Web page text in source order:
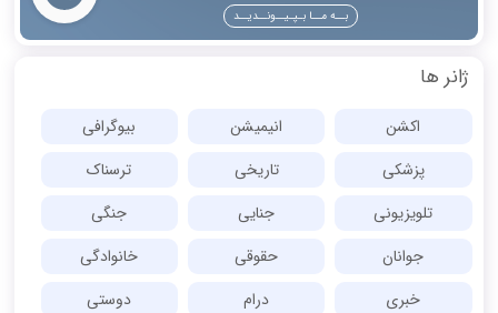
بــه مــا بـپـیــونــدیــد
ژانر ها
اکشن انیمیشن
بیوگرافی
پزشکی
تاریخی
ترسناک
تلویزیونی
جنایی
جنگی
جوانان
حقوقی
خانوادگی
خبری
درام
دوستی